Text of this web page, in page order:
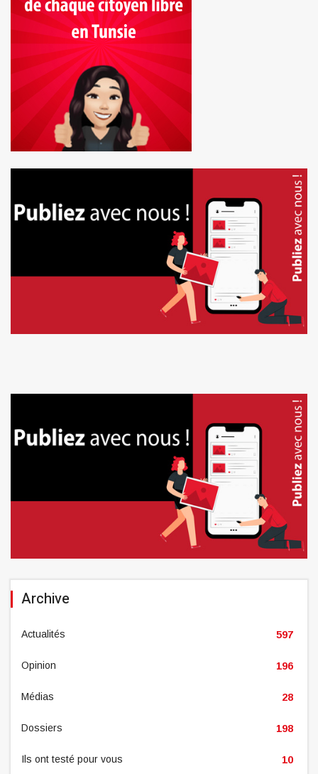
Archive
Actualités 597
Opinion 196
Médias 28
Dossiers 198
Ils ont testé pour vous 10